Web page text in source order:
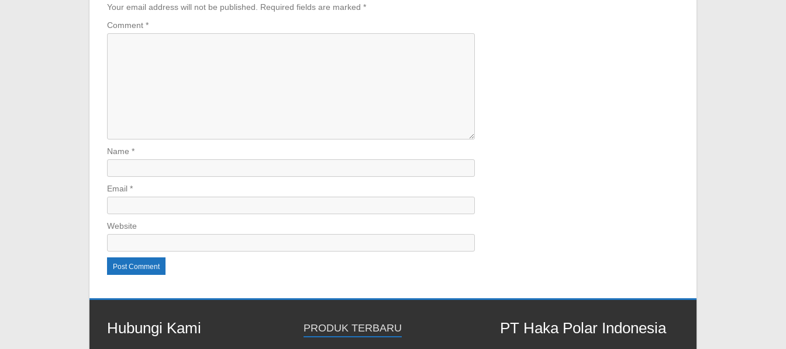
Your email address will not be published. Required fields are marked *
Comment *
Name *
Email *
Website
Hubungi Kami PRODUK TERBARU PT Haka Polar Indonesia